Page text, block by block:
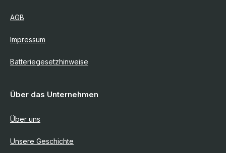
AGB
Impressum
Batteriegesetzhinweise
Über das Unternehmen
Über uns
Unsere Geschichte